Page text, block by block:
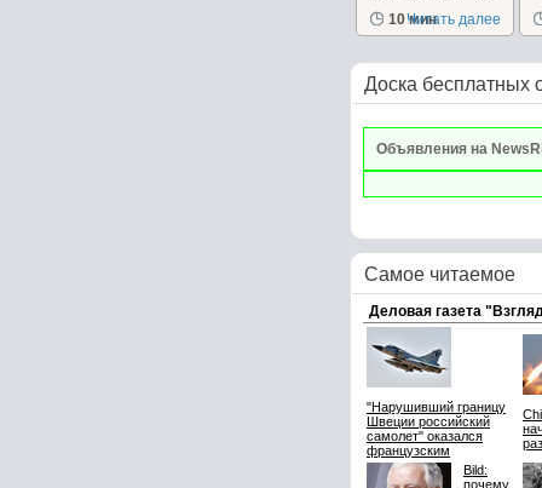
кого...
10 мин
Читать далее
Доска бесплатных
Объявления на
Самое читаемое